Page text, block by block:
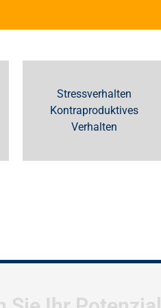
Stressverhalten
Kontraproduktives
Verhalten